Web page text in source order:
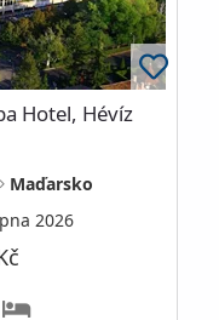
Hotel, Hévíz
Maďarsko
2026